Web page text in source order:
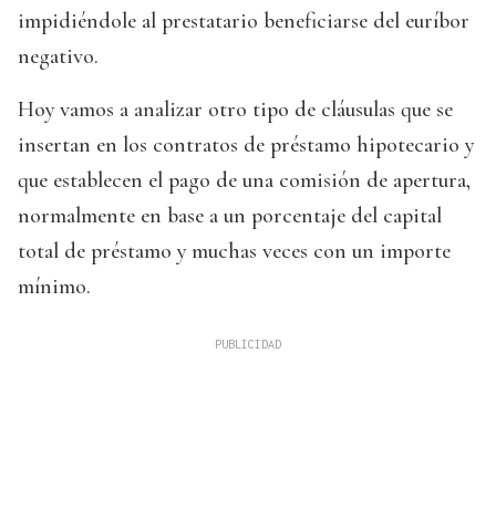
impidiéndole al prestatario beneficiarse del euríbor
negativo.
Hoy vamos a analizar otro tipo de cláusulas que se
insertan en los contratos de préstamo hipotecario y
que establecen el pago de una comisión de apertura,
normalmente en base a un porcentaje del capital
total de préstamo y muchas veces con un importe
mínimo.